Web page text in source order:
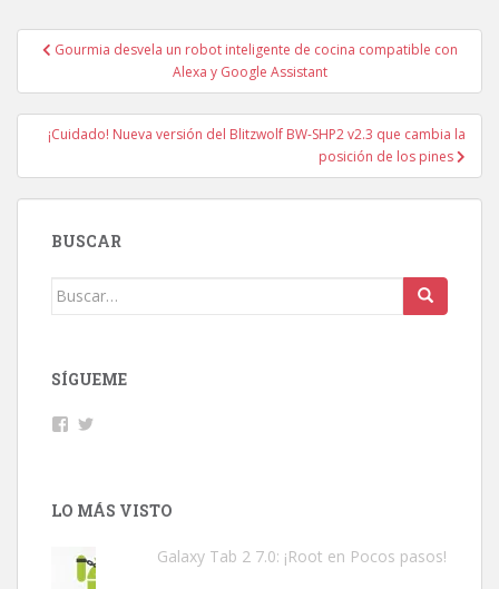
Navegación
entradas
Gourmia desvela un robot inteligente de cocina compatible con
Alexa y Google Assistant
¡Cuidado! Nueva versión del Blitzwolf BW-SHP2 v2.3 que cambia la
posición de los pines
BUSCAR
Buscar:
SÍGUEME
Facebook
LO MÁS VISTO
Galaxy Tab 2 7.0: ¡Root en Pocos pasos!